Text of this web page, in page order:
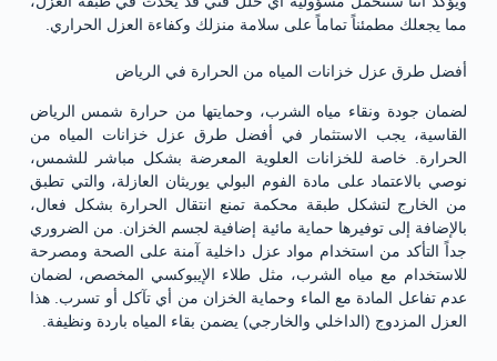
مما يجعلك مطمئناً تماماً على سلامة منزلك وكفاءة العزل الحراري.
أفضل طرق عزل خزانات المياه من الحرارة في الرياض
لضمان جودة ونقاء مياه الشرب، وحمايتها من حرارة شمس الرياض
القاسية، يجب الاستثمار في أفضل طرق عزل خزانات المياه من
الحرارة. خاصة للخزانات العلوية المعرضة بشكل مباشر للشمس،
نوصي بالاعتماد على مادة الفوم البولي يوريثان العازلة، والتي تطبق
من الخارج لتشكل طبقة محكمة تمنع انتقال الحرارة بشكل فعال،
بالإضافة إلى توفيرها حماية مائية إضافية لجسم الخزان. من الضروري
جداً التأكد من استخدام مواد عزل داخلية آمنة على الصحة ومصرحة
للاستخدام مع مياه الشرب، مثل طلاء الإيبوكسي المخصص، لضمان
عدم تفاعل المادة مع الماء وحماية الخزان من أي تآكل أو تسرب. هذا
العزل المزدوج (الداخلي والخارجي) يضمن بقاء المياه باردة ونظيفة.